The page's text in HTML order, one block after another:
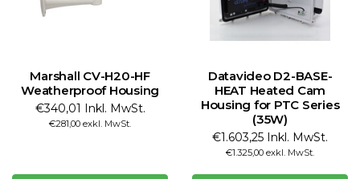
Marshall CV-H20-HF
Weatherproof Housing
€340,01 Inkl. MwSt.
€281,00 exkl. MwSt.
Datavideo D2-BASE-
HEAT Heated Cam
Housing for PTC Series
(35W)
€1.603,25 Inkl. MwSt.
€1.325,00 exkl. MwSt.